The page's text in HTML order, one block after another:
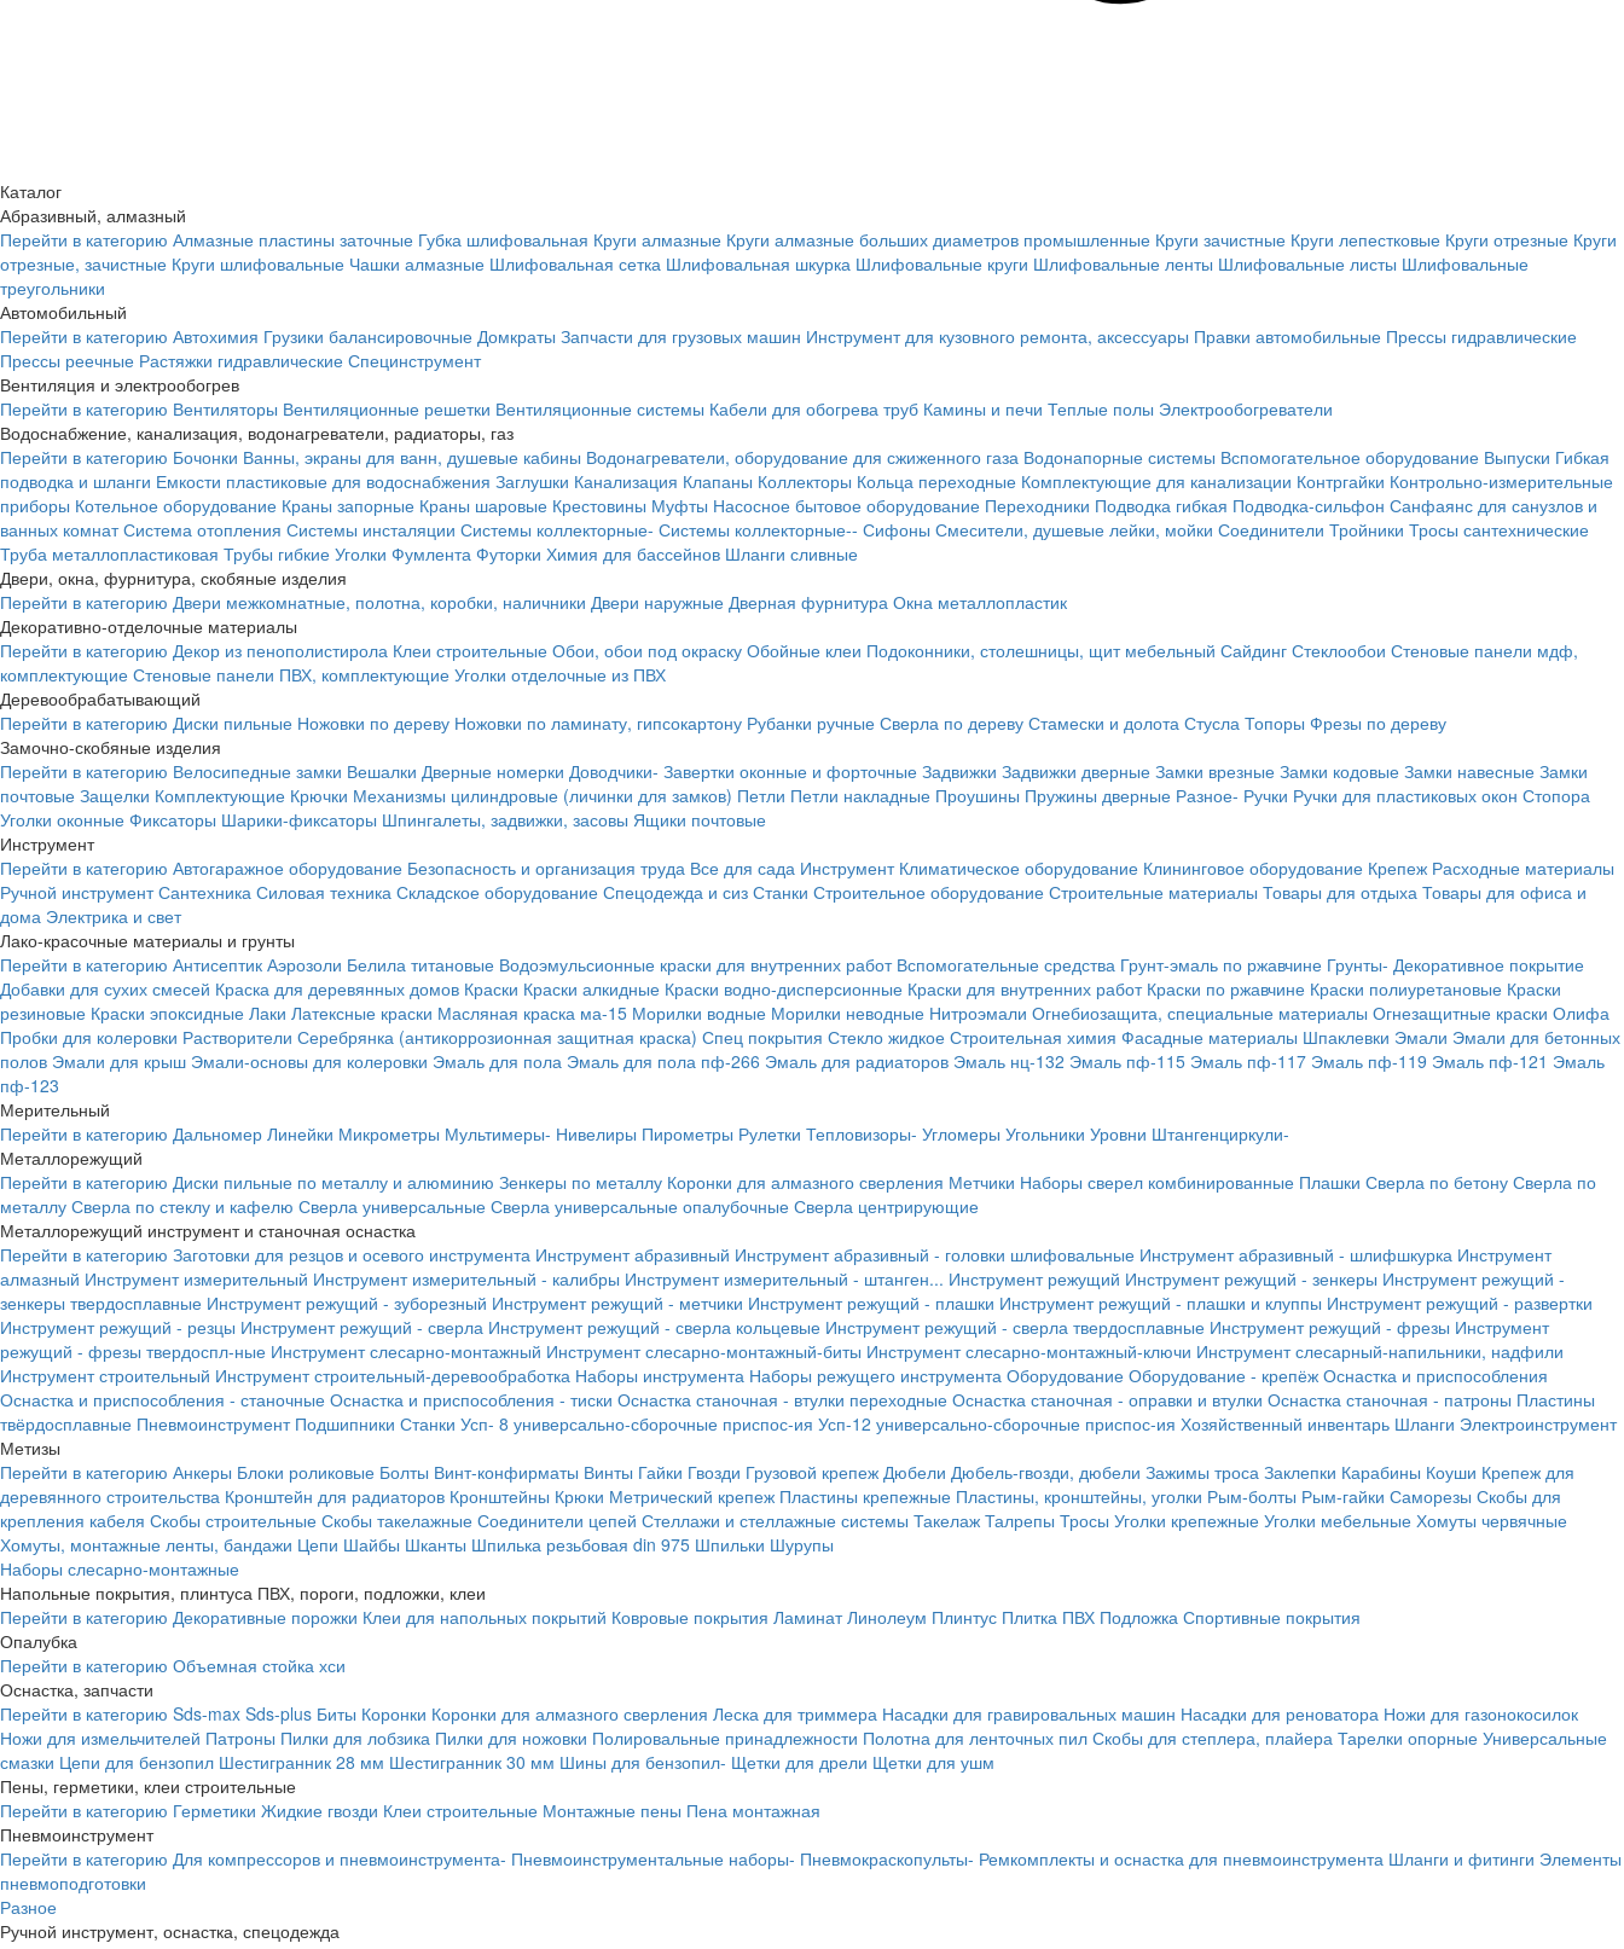
Каталог
Абразивный, алмазный
Перейти в категорию Алмазные пластины заточные Губка шлифовальная Круги алмазные Круги алмазные больших диаметров промышленные Круги зачистные Круги лепестковые Круги отрезные Круги
отрезные, зачистные Круги шлифовальные Чашки алмазные Шлифовальная сетка Шлифовальная шкурка Шлифовальные круги Шлифовальные ленты Шлифовальные листы Шлифовальные
треугольники
Автомобильный
Перейти в категорию Автохимия Грузики балансировочные Домкраты Запчасти для грузовых машин Инструмент для кузовного ремонта, аксессуары Правки автомобильные Прессы гидравлические
Прессы реечные Растяжки гидравлические Специнструмент
Вентиляция и электрообогрев
Перейти в категорию Вентиляторы Вентиляционные решетки Вентиляционные системы Кабели для обогрева труб Камины и печи Теплые полы Электрообогреватели
Водоснабжение, канализация, водонагреватели, радиаторы, газ
Перейти в категорию Бочонки Ванны, экраны для ванн, душевые кабины Водонагреватели, оборудование для сжиженного газа Водонапорные системы Вспомогательное оборудование Выпуски Гибкая
подводка и шланги Емкости пластиковые для водоснабжения Заглушки Канализация Клапаны Коллекторы Кольца переходные Комплектующие для канализации Контргайки Контрольно-измерительные
приборы Котельное оборудование Краны запорные Краны шаровые Крестовины Муфты Насосное бытовое оборудование Переходники Подводка гибкая Подводка-сильфон Санфаянс для санузлов и
ванных комнат Система отопления Системы инсталяции Системы коллекторные- Системы коллекторные-- Сифоны Смесители, душевые лейки, мойки Соединители Тройники Тросы сантехнические
Труба металлопластиковая Трубы гибкие Уголки Фумлента Футорки Химия для бассейнов Шланги сливные
Двери, окна, фурнитура, скобяные изделия
Перейти в категорию Двери межкомнатные, полотна, коробки, наличники Двери наружные Дверная фурнитура Окна металлопластик
Декоративно-отделочные материалы
Перейти в категорию Декор из пенополистирола Клеи строительные Обои, обои под окраску Обойные клеи Подоконники, столешницы, щит мебельный Сайдинг Стеклообои Стеновые панели мдф,
комплектующие Стеновые панели ПВХ, комплектующие Уголки отделочные из ПВХ
Деревообрабатывающий
Перейти в категорию Диски пильные Ножовки по дереву Ножовки по ламинату, гипсокартону Рубанки ручные Сверла по дереву Стамески и долота Стусла Топоры Фрезы по дереву
Замочно-скобяные изделия
Перейти в категорию Велосипедные замки Вешалки Дверные номерки Доводчики- Завертки оконные и форточные Задвижки Задвижки дверные Замки врезные Замки кодовые Замки навесные Замки
почтовые Защелки Комплектующие Крючки Механизмы цилиндровые (личинки для замков) Петли Петли накладные Проушины Пружины дверные Разное- Ручки Ручки для пластиковых окон Стопора
Уголки оконные Фиксаторы Шарики-фиксаторы Шпингалеты, задвижки, засовы Ящики почтовые
Инструмент
Перейти в категорию Автогаражное оборудование Безопасность и организация труда Все для сада Инструмент Климатическое оборудование Клининговое оборудование Крепеж Расходные материалы
Ручной инструмент Сантехника Силовая техника Складское оборудование Спецодежда и сиз Станки Строительное оборудование Строительные материалы Товары для отдыха Товары для офиса и
дома Электрика и свет
Лако-красочные материалы и грунты
Перейти в категорию Антисептик Аэрозоли Белила титановые Водоэмульсионные краски для внутренних работ Вспомогательные средства Грунт-эмаль по ржавчине Грунты- Декоративное покрытие
Добавки для сухих смесей Краска для деревянных домов Краски Краски алкидные Краски водно-дисперсионные Краски для внутренних работ Краски по ржавчине Краски полиуретановые Краски
резиновые Краски эпоксидные Лаки Латексные краски Масляная краска ма-15 Морилки водные Морилки неводные Нитроэмали Огнебиозащита, специальные материалы Огнезащитные краски Олифа
Пробки для колеровки Растворители Серебрянка (антикоррозионная защитная краска) Спец покрытия Стекло жидкое Строительная химия Фасадные материалы Шпаклевки Эмали Эмали для бетонных
полов Эмали для крыш Эмали-основы для колеровки Эмаль для пола Эмаль для пола пф-266 Эмаль для радиаторов Эмаль нц-132 Эмаль пф-115 Эмаль пф-117 Эмаль пф-119 Эмаль пф-121 Эмаль
пф-123
Мерительный
Перейти в категорию Дальномер Линейки Микрометры Мультимеры- Нивелиры Пирометры Рулетки Тепловизоры- Угломеры Угольники Уровни Штангенциркули-
Металлорежущий
Перейти в категорию Диски пильные по металлу и алюминию Зенкеры по металлу Коронки для алмазного сверления Метчики Наборы сверел комбинированные Плашки Сверла по бетону Сверла по
металлу Сверла по стеклу и кафелю Сверла универсальные Сверла универсальные опалубочные Сверла центрирующие
Металлорежущий инструмент и станочная оснастка
Перейти в категорию Заготовки для резцов и осевого инструмента Инструмент абразивный Инструмент абразивный - головки шлифовальные Инструмент абразивный - шлифшкурка Инструмент
алмазный Инструмент измерительный Инструмент измерительный - калибры Инструмент измерительный - штанген... Инструмент режущий Инструмент режущий - зенкеры Инструмент режущий -
зенкеры твердосплавные Инструмент режущий - зуборезный Инструмент режущий - метчики Инструмент режущий - плашки Инструмент режущий - плашки и клуппы Инструмент режущий - развертки
Инструмент режущий - резцы Инструмент режущий - сверла Инструмент режущий - сверла кольцевые Инструмент режущий - сверла твердосплавные Инструмент режущий - фрезы Инструмент
режущий - фрезы твердоспл-ные Инструмент слесарно-монтажный Инструмент слесарно-монтажный-биты Инструмент слесарно-монтажный-ключи Инструмент слесарный-напильники, надфили
Инструмент строительный Инструмент строительный-деревообработка Наборы инструмента Наборы режущего инструмента Оборудование Оборудование - крепёж Оснастка и приспособления
Оснастка и приспособления - станочные Оснастка и приспособления - тиски Оснастка станочная - втулки переходные Оснастка станочная - оправки и втулки Оснастка станочная - патроны Пластины
твёрдосплавные Пневмоинструмент Подшипники Станки Усп- 8 универсально-сборочные приспос-ия Усп-12 универсально-сборочные приспос-ия Хозяйственный инвентарь Шланги Электроинструмент
Метизы
Перейти в категорию Анкеры Блоки роликовые Болты Винт-конфирматы Винты Гайки Гвозди Грузовой крепеж Дюбели Дюбель-гвозди, дюбели Зажимы троса Заклепки Карабины Коуши Крепеж для
деревянного строительства Кронштейн для радиаторов Кронштейны Крюки Метрический крепеж Пластины крепежные Пластины, кронштейны, уголки Рым-болты Рым-гайки Саморезы Скобы для
крепления кабеля Скобы строительные Скобы такелажные Соединители цепей Стеллажи и стеллажные системы Такелаж Талрепы Тросы Уголки крепежные Уголки мебельные Хомуты червячные
Хомуты, монтажные ленты, бандажи Цепи Шайбы Шканты Шпилька резьбовая din 975 Шпильки Шурупы
Наборы слесарно-монтажные
Напольные покрытия, плинтуса ПВХ, пороги, подложки, клеи
Перейти в категорию Декоративные порожки Клеи для напольных покрытий Ковровые покрытия Ламинат Линолеум Плинтус Плитка ПВХ Подложка Спортивные покрытия
Опалубка
Перейти в категорию Объемная стойка хси
Оснастка, запчасти
Перейти в категорию Sds-max Sds-plus Биты Коронки Коронки для алмазного сверления Леска для триммера Насадки для гравировальных машин Насадки для реноватора Ножи для газонокосилок
Ножи для измельчителей Патроны Пилки для лобзика Пилки для ножовки Полировальные принадлежности Полотна для ленточных пил Скобы для степлера, плайера Тарелки опорные Универсальные
смазки Цепи для бензопил Шестигранник 28 мм Шестигранник 30 мм Шины для бензопил- Щетки для дрели Щетки для ушм
Пены, герметики, клеи строительные
Перейти в категорию Герметики Жидкие гвозди Клеи строительные Монтажные пены Пена монтажная
Пневмоинструмент
Перейти в категорию Для компрессоров и пневмоинструмента- Пневмоинструментальные наборы- Пневмокраскопульты- Ремкомплекты и оснастка для пневмоинструмента Шланги и фитинги Элементы
пневмоподготовки
Разное
Ручной инструмент, оснастка, спецодежда